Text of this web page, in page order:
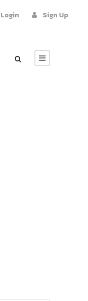
Login Sign Up